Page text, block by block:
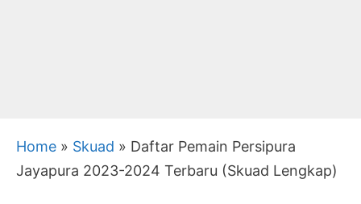
Home » Skuad » Daftar Pemain Persipura
Jayapura 2023-2024 Terbaru (Skuad Lengkap)